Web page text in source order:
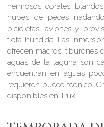
hermosos corales
nubes de peces
bicicletas, aviones y
flota hundida. Las
ofrecen macros, tiburones
aguas de la laguna son
encuentran en aguas
requieren buceo técnico.
disponibles en Truk.